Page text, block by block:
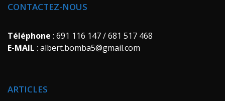
CONTACTEZ-NOUS
Téléphone : 691 116 147 / 681 517 468
E-MAIL : albert.bomba5@gmail.com
ARTICLES